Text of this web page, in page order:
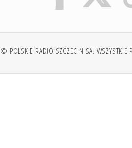
© POLSKIE RADIO SZCZECIN SA. WSZYSTKIE